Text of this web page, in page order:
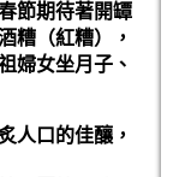
節期待著開罈
糟（紅糟），
婦女坐月子、
人口的佳釀，